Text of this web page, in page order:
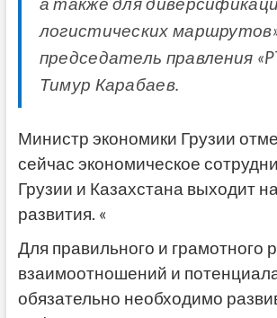
логистических
председатель правления
Тимур Карабаев.
Министр экономики Грузии
сейчас экономическое
Грузии и Казахстана выходит
развития. «
Для правильного и грамотного
взаимоотношений и
обязательно необходимо